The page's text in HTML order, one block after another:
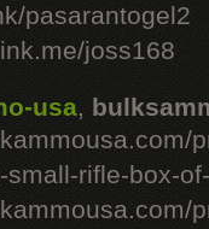
pasarantogel2
joss168
usa,
small-rifle-box-